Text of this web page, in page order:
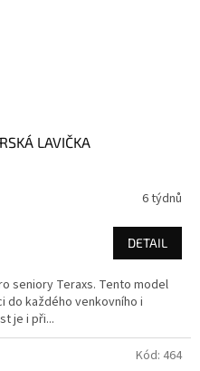
LAVIČKA
6 týdnů
DETAIL
seniory Teraxs. Tento model
do každého venkovního i
je i při...
Kód: 464